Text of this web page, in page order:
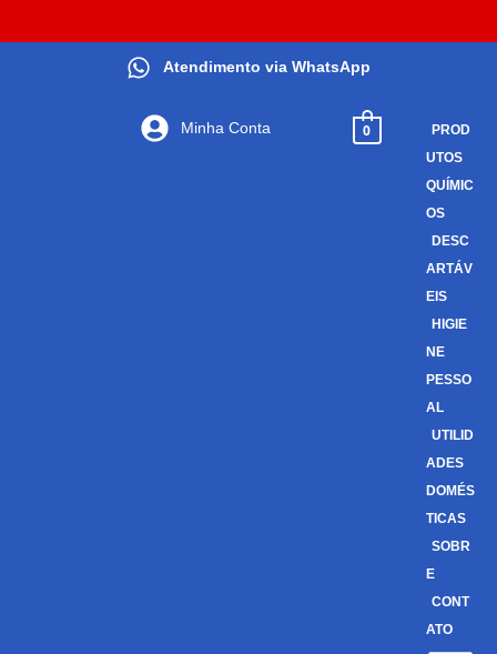
Atendimento via WhatsApp
Minha Conta 0
PROD
UTOS
QUÍMIC
OS
DESC
ARTÁV
EIS
HIGIE
NE
PESSO
AL
UTILID
ADES
DOMÉS
TICAS
SOBR
E
CONT
ATO